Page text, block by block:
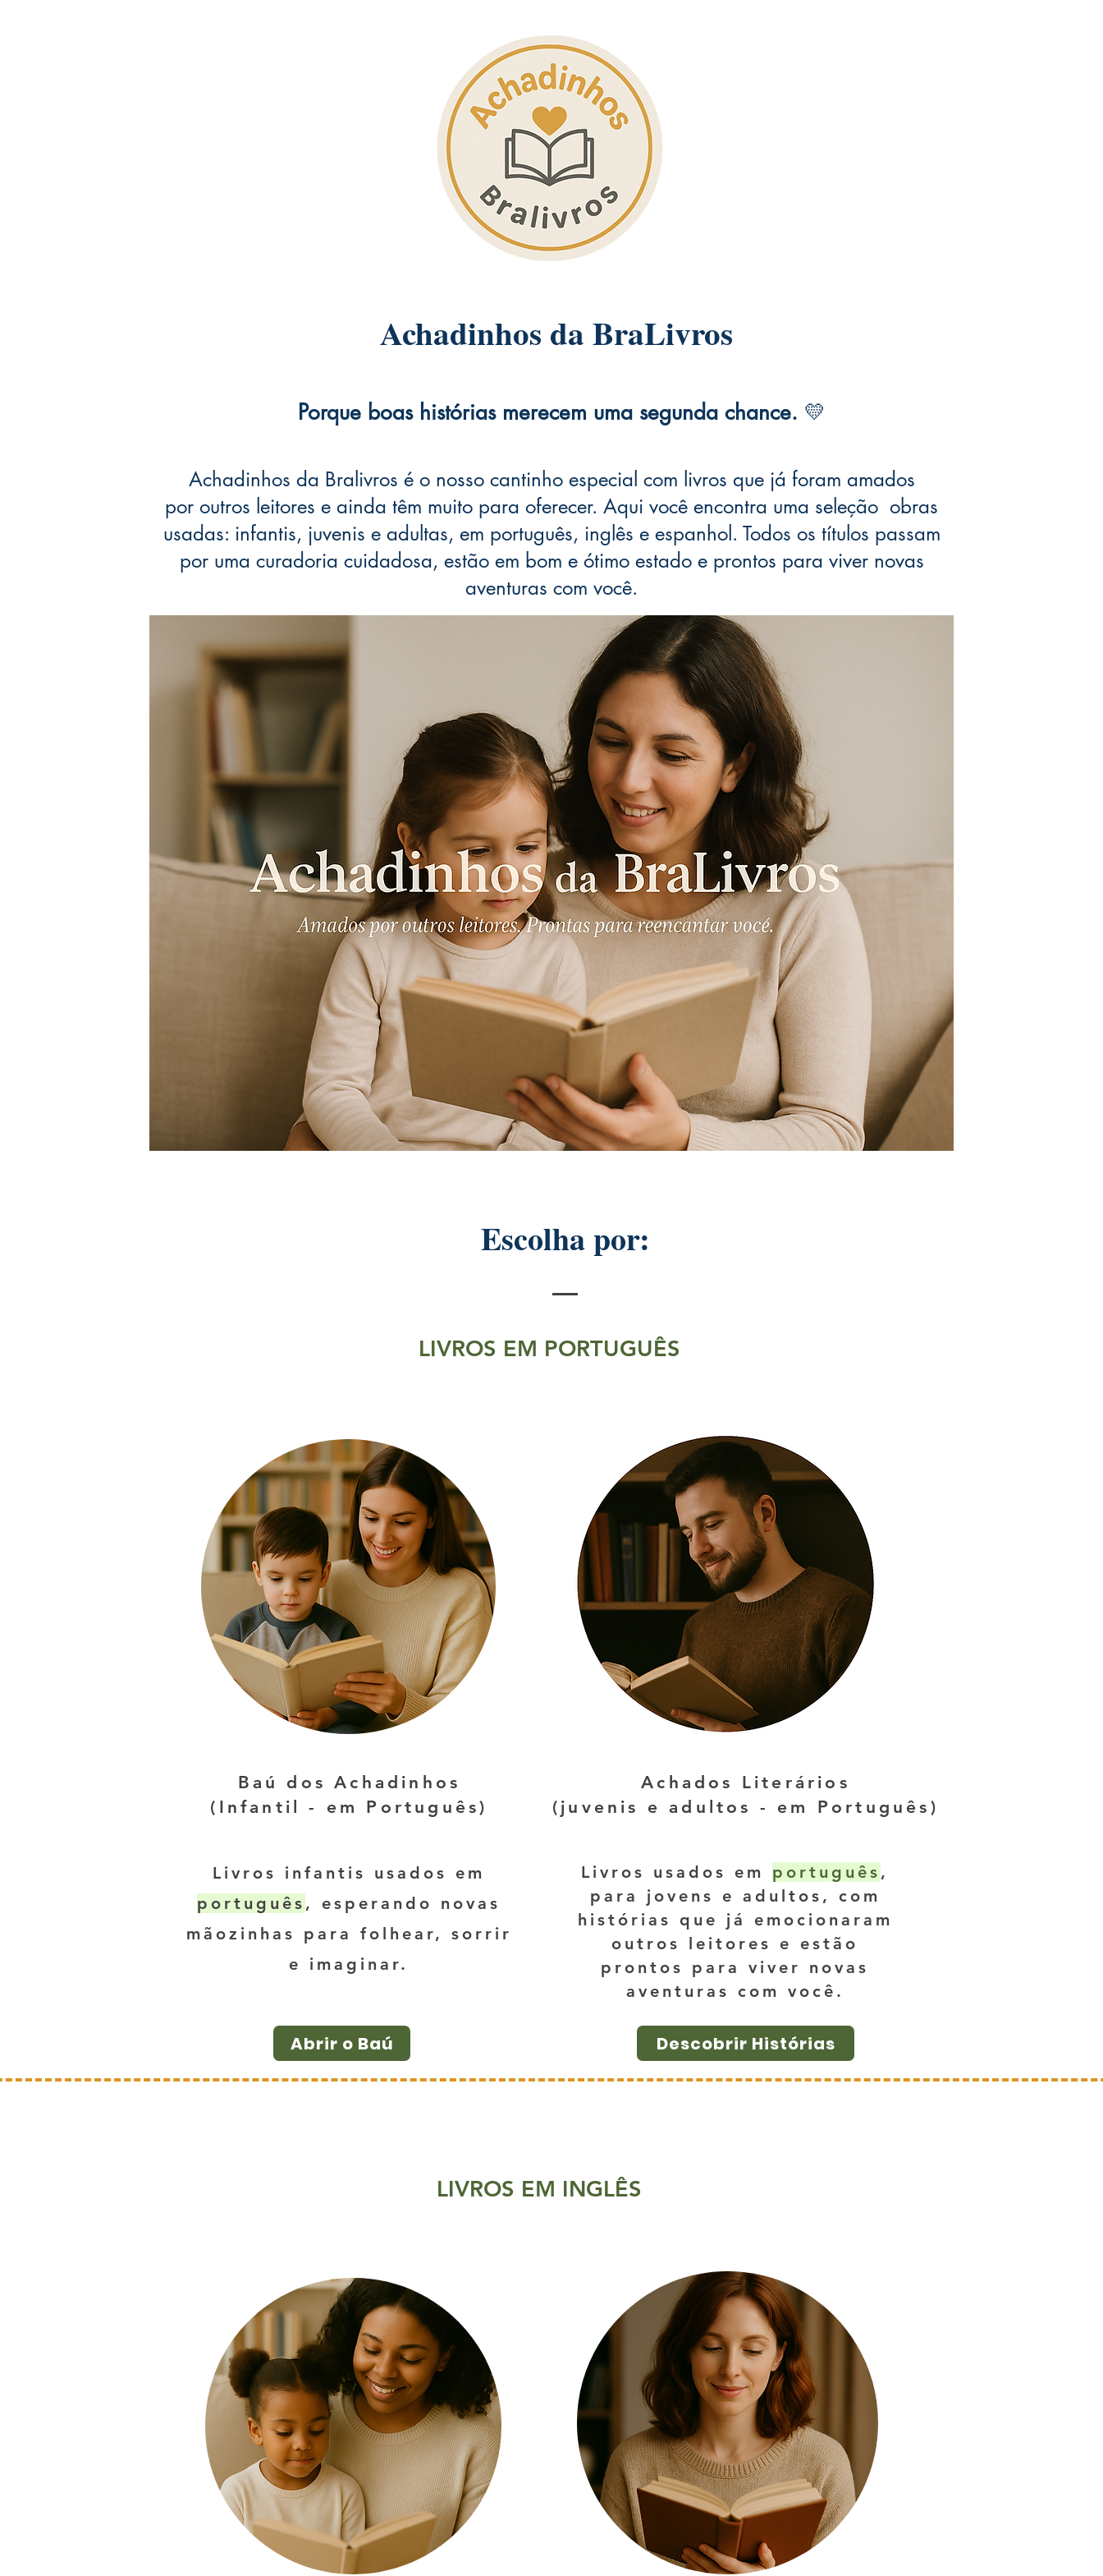
Achadinhos da BraLivros
Porque boas histórias merecem uma segunda chance. 💛
Achadinhos da Bralivros é o nosso cantinho especial com livros que já foram amados
por outros leitores e ainda têm muito para oferecer. Aqui você encontra uma seleção obras
usadas: infantis, juvenis e adultas, em português, inglês e espanhol. Todos os títulos passam
por uma curadoria cuidadosa, estão em bom e ótimo estado e prontos para viver novas
aventuras com você.​
Escolha por:
LIVROS EM PORTUGUÊS
Baú dos Achadinhos
(Infantil - em Português)
Livros infantis usados em
português , esperando novas
mãozinhas para folhear, sorrir
e imaginar.
Abrir o Baú
Achados Literários
(juvenis e adultos - em Português)
Livros usados em português ,
para jovens e adultos, com
histórias que já emocionaram
outros leitores e estão
prontos para viver novas
aventuras com você.
Descobrir Histórias
LIVROS EM INGLÊS